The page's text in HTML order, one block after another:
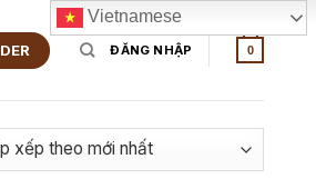
ĐĂNG NHẬP 0
Vietnamese